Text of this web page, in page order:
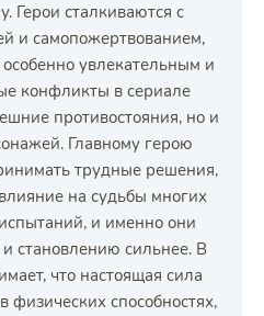
Герои сталкиваются с
и самопожертвованием,
увлекательным и
конфликты в сериале
противостояния, но и
Главному герою
трудные решения,
на судьбы многих
и именно они
и становлению сильнее. В
что настоящая сила
физических способностях,